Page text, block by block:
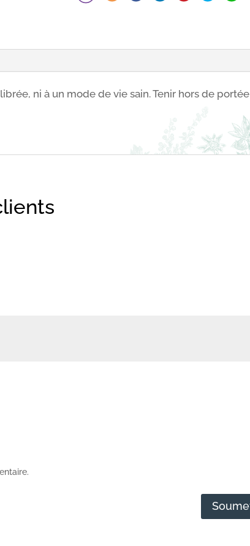
ni à un mode de vie sain. Tenir hors de portée